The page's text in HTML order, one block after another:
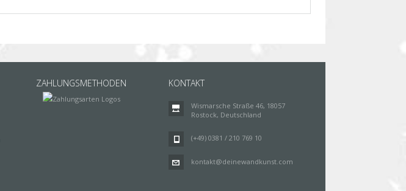
ZAHLUNGSMETHODEN KONTAKT
Wismarsche Straße 46, 18057
Rostock, Deutschland
(+49) 0381 / 210 769 10
kontakt@deinewandkunst.com